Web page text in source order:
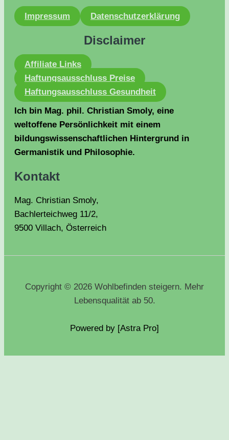
Impressum Datenschutzerklärung
Disclaimer
Affiliate Links
Haftungsausschluss Preise
Haftungsausschluss Gesundheit
Ich bin Mag. phil. Christian Smoly, eine
weltoffene Persönlichkeit mit einem
bildungswissenschaftlichen Hintergrund in
Germanistik und Philosophie.
Kontakt
Mag. Christian Smoly,
Bachlerteichweg 11/2,
9500 Villach, Österreich
Copyright © 2026 Wohlbefinden steigern. Mehr
Lebensqualität ab 50.
Powered by [Astra Pro]